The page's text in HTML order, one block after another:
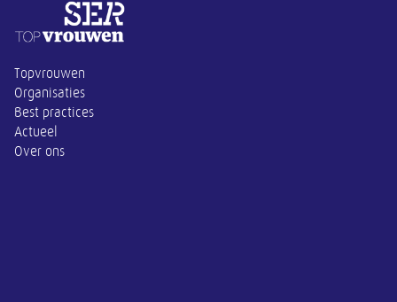
Overige informatie
Topvrouwen
Organisaties
Best practices
Actueel
Over ons